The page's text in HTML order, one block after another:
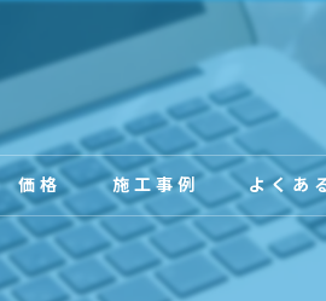
価格 施工事例
お客様の声
よくあ